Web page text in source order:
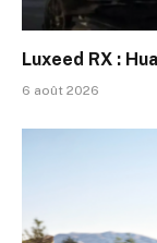
Luxeed RX :
6 août 2026